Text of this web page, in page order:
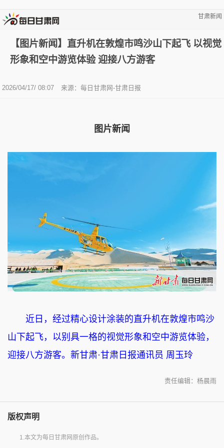
甘肃新闻
【图片新闻】直升机在敦煌市鸣沙山下起飞 以视觉
形象和空中游览体验 迎接八方游客
2026/04/17/ 08:07 来源：每日甘肃网-甘肃日报
图片新闻
近日，经过精心设计涂装的直升机在敦煌市鸣沙
山下起飞，以别具一格的视觉形象和空中游览体验，
迎接八方游客。新甘肃·甘肃日报通讯员 周玉玲
责任编辑：杨晨雨
版权声明
1.本文为每日甘肃网原创作品。